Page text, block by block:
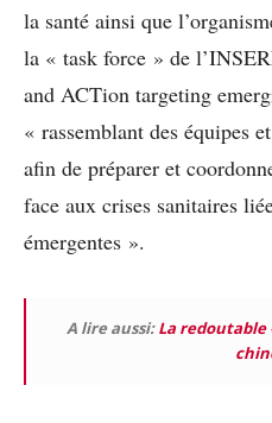
la santé ainsi que
la « task force » de
and ACTion targeting
« rassemblant des équipes
afin de préparer et
face aux crises sanitaires
émergentes ».
A lire aussi:La redoutable